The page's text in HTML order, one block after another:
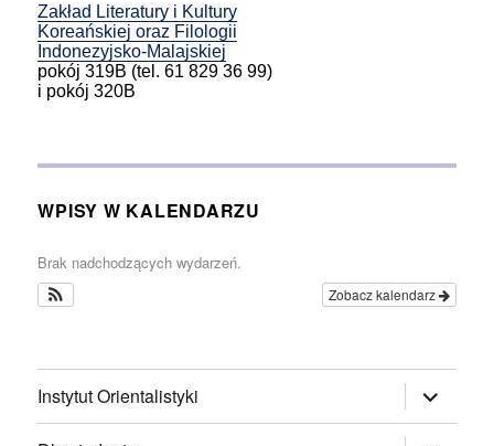
Zakład Literatury i Kultury
Koreańskiej oraz Filologii
Indonezyjsko-Malajskiej
pokój 319B (tel. 61 829 36 99)
i pokój 320B
WPISY W KALENDARZU
Brak nadchodzących wydarzeń.
Zobacz kalendarz
Instytut Orientalistyki rozwiń
menu
potomne